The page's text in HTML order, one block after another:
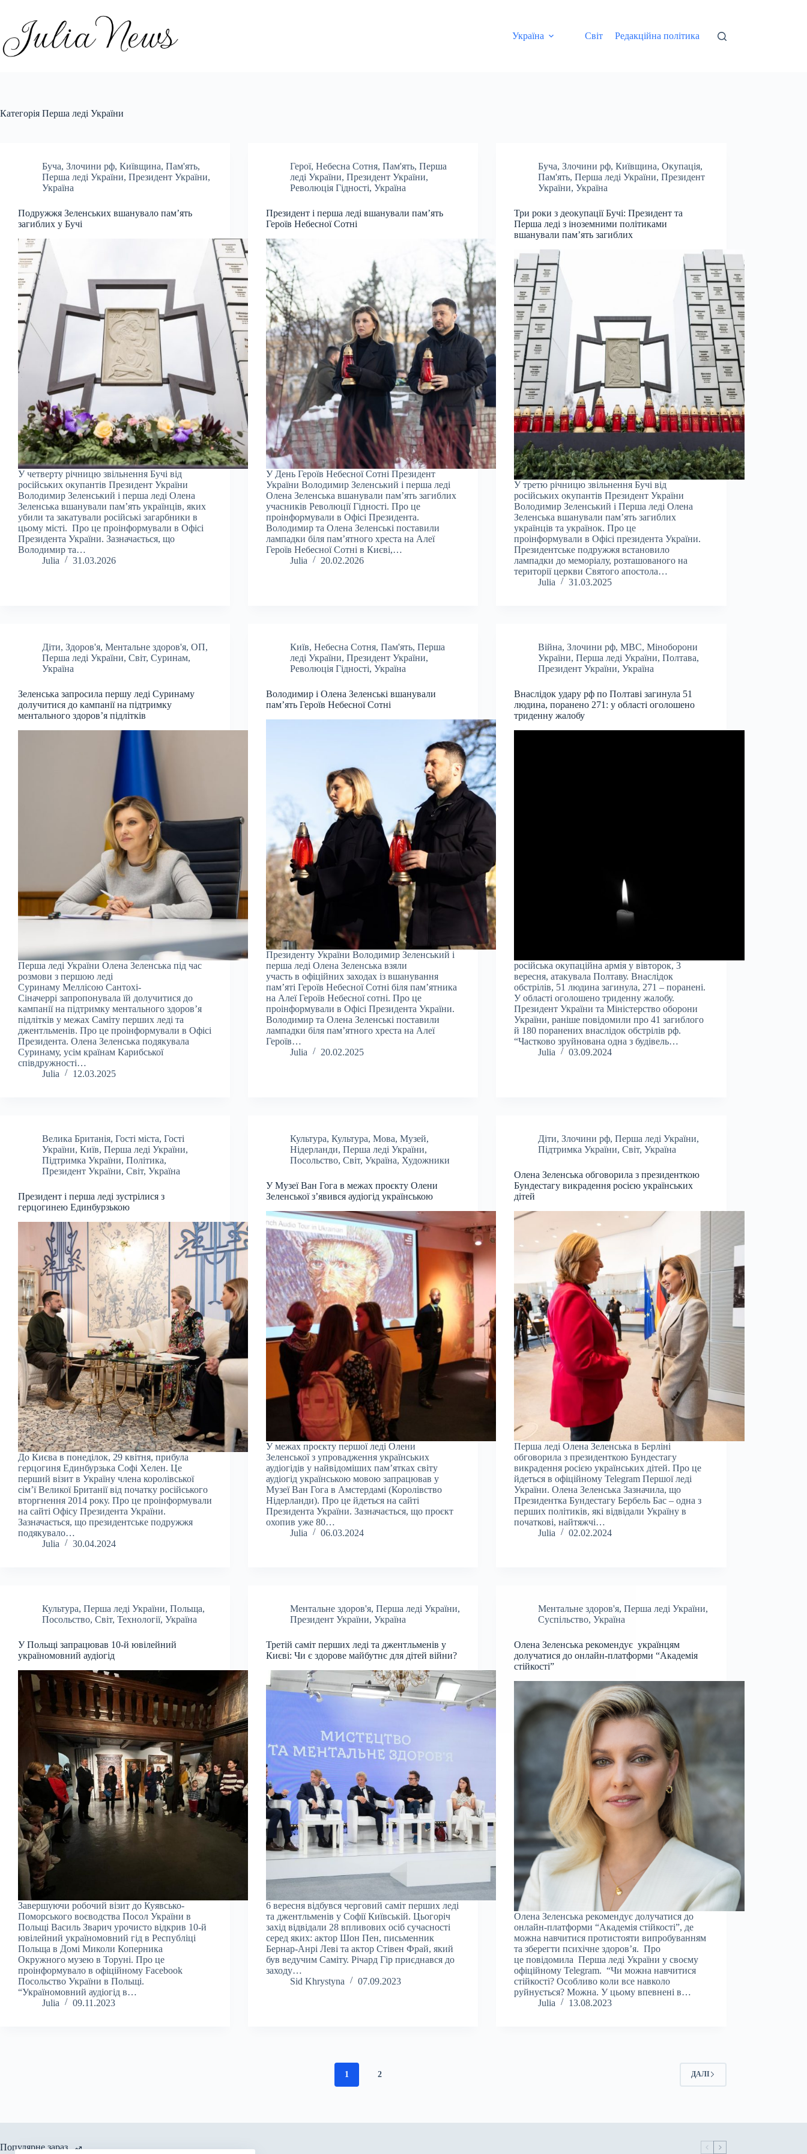
вмісту
Україна
Світ Редакційна політика
Категорія Перша леді України
Буча, Злочини рф, Київщина, Пам'ять,
Перша леді України, Президент України,
Україна
Подружжя Зеленських вшанувало пам’ять
загиблих у Бучі
У четверту річницю звільнення Бучі від
російських окупантів Президент України
Володимир Зеленський і перша леді Олена
Зеленська вшанували пам’ять українців, яких
убили та закатували російські загарбники в
цьому місті. Про це проінформували в Офісі
Президента України. Зазначається, що
Володимир та…
Julia
31.03.2026
Герої,Небесна Сотня,Пам'ять,Перша
леді України,Президент України,
Революція Гідності,Україна
Президент і перша леді вшанували пам’ять
Героїв Небесної Сотні
У День Героїв Небесної Сотні Президент
України Володимир Зеленський і перша леді
Олена Зеленська вшанували пам’ять загиблих
учасників Революції Гідності. Про це
проінформували в Офісі Президента.
Володимир та Олена Зеленські поставили
лампадки біля пам’ятного хреста на Алеї
Героїв Небесної Сотні в Києві,…
Julia
20.02.2026
Буча,Злочини рф,Київщина,Окупація,
Пам'ять,Перша леді України,Президент
України,Україна
Три роки з деокупації Бучі: Президент та
Перша леді з іноземними політиками
вшанували пам’ять загиблих
У третю річницю звільнення Бучі від
російських окупантів Президент України
Володимир Зеленський і Перша леді Олена
Зеленська вшанували пам’ять загиблих
українців та українок. Про це
проінформували в Офісі президента України.
Президентське подружжя встановило
лампадки до меморіалу, розташованого на
території церкви Святого апостола…
Julia
31.03.2025
Діти, Здоров'я, Ментальне здоров'я, ОП,
Перша леді України, Світ, Суринам,
Україна
Зеленська запросила першу леді Суринаму
долучитися до кампанії на підтримку
ментального здоров’я підлітків
Перша леді України Олена Зеленська під час
розмови з першою леді
Суринаму Меллісою Сантохі-
Сіначеррі запропонувала їй долучитися до
кампанії на підтримку ментального здоров’я
підлітків у межах Саміту перших леді та
джентльменів. Про це проінформували в Офісі
Президента. Олена Зеленська подякувала
Суринаму, усім країнам Карибської
співдружності…
Julia
12.03.2025
Київ,Небесна Сотня,Пам'ять,Перша
леді України,Президент України,
Революція Гідності,Україна
Володимир і Олена Зеленські вшанували
пам’ять Героїв Небесної Сотні
Президенту України Володимир Зеленський і
перша леді Олена Зеленська взяли
участь в офіційних заходах із вшанування
пам’яті Героїв Небесної Сотні біля пам’ятника
на Алеї Героїв Небесної сотні. Про це
проінформували в Офісі Президента України.
Володимир та Олена Зеленські поставили
лампадки біля пам’ятного хреста на Алеї
Героїв…
Julia
20.02.2025
Війна,Злочини рф,МВС,Міноборони
України,Перша леді України,Полтава,
Президент України,Україна
Внаслідок удару рф по Полтаві загинула 51
людина, поранено 271: у області оголошено
триденну жалобу
російська окупаційна армія у вівторок, 3
вересня, атакувала Полтаву. Внаслідок
обстрілів, 51 людина загинула, 271 – поранені.
У області оголошено триденну жалобу.
Президент України та Міністерство оборони
України, раніше повідомили про 41 загиблого
й 180 поранених внаслідок обстрілів рф.
“Частково зруйнована одна з будівель…
Julia
03.09.2024
Велика Британія, Гості міста, Гості
України, Київ, Перша леді України,
Підтримка України, Політика,
Президент України, Світ, Україна
Президент і перша леді зустрілися з
герцогинею Единбурзькою
До Києва в понеділок, 29 квітня, прибула
герцогиня Единбурзька Софі Хелен. Це
перший візит в Україну члена королівської
сім’ї Великої Британії від початку російського
вторгнення 2014 року. Про це проінформували
на сайті Офісу Президента України.
Зазначається, що президентське подружжя
подякувало…
Julia
30.04.2024
Культура,Культура,Мова,Музей,
Нідерланди,Перша леді України,
Посольство,Світ,Україна, Художники
У Музеї Ван Гога в межах проєкту Олени
Зеленської з’явився аудіогід українською
У межах проєкту першої леді Олени
Зеленської з упровадження українських
аудіогідів у найвідоміших пам’ятках світу
аудіогід українською мовою запрацював у
Музеї Ван Гога в Амстердамі (Королівство
Нідерланди). Про це йдеться на сайті
Президента України. Зазначається, що проєкт
охопив уже 80…
Julia
06.03.2024
Діти,Злочини рф,Перша леді України,
Підтримка України,Світ,Україна
Олена Зеленська обговорила з президенткою
Бундестагу викрадення росією українських
дітей
Перша леді Олена Зеленська в Берліні
обговорила з президенткою Бундестагу
викрадення росією українських дітей. Про це
йдеться в офіційному Telegram Першої леді
України. Олена Зеленська Зазначила, що
Президентка Бундестагу Бербель Бас – одна з
перших політиків, які відвідали Україну в
початкові, найтяжчі…
Julia
02.02.2024
Культура, Перша леді України, Польща,
Посольство, Світ, Технології, Україна
У Польщі запрацював 10-й ювілейний
україномовний аудіогід
Завершуючи робочий візит до Куявсько-
Поморського воєводства Посол України в
Польщі Василь Зварич урочисто відкрив 10-й
ювілейний україномовний гід в Республіці
Польща в Домі Миколи Коперника
Окружного музею в Торуні. Про це
проінформувало в офіційному Facebook
Посольство України в Польщі.
“Україномовний аудіогід в…
Julia
09.11.2023
Ментальне здоров'я,Перша леді України,
Президент України,Україна
Третій саміт перших леді та джентльменів у
Києві: Чи є здорове майбутнє для дітей війни?
6 вересня відбувся черговий саміт перших леді
та джентльменів у Софії Київській. Цьогоріч
захід відвідали 28 впливових осіб сучасності
серед яких: актор Шон Пен, письменник
Бернар-Анрі Леві та актор Стівен Фрай, який
був ведучим Саміту. Річард Гір приєднався до
заходу…
Sid Khrystyna
07.09.2023
Ментальне здоров'я,Перша леді України,
Суспільство,Україна
Олена Зеленська рекомендує українцям
долучатися до онлайн-платформи “Академія
стійкості”
Олена Зеленська рекомендує долучатися до
онлайн-платформи “Академія стійкості”, де
можна навчитися протистояти випробуванням
та зберегти психічне здоров’я. Про
це повідомила Перша леді України у своєму
офіційному Telegram. “Чи можна навчитися
стійкості? Особливо коли все навколо
руйнується? Можна. У цьому впевнені в…
Julia
13.08.2023
1 2 ДАЛІ
Популярне зараз